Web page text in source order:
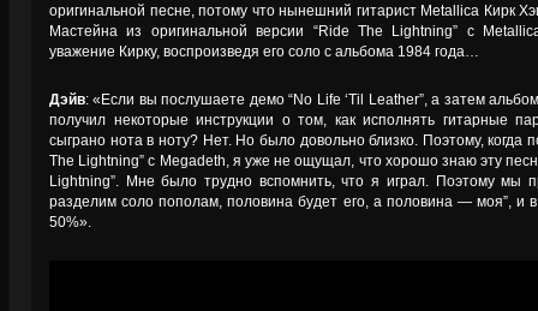
оригинальной песне, потому что нынешний гитарист Metallica Кирк
Мастейна из оригинальной версии “Ride The Lightning” с
уважение Кирку, воспроизведя его соло с альбома 1984 года…
Дэйв: «Если вы послушаете демо “No Life ‘Til Leather”, а затем альбом
получил некоторые инструкции о том, как исполнять гитарные
сыграно нота в ноту? Нет. Но было довольно близко. Поэтому, когда
The Lightning” с Megadeth, я уже не ощущал, что хорошо знаю эту
Lightning”. Мне было трудно вспомнить, что я играл. Поэтому мы
разделим соло пополам, половина будет его, а половина — моя”, и
50%».